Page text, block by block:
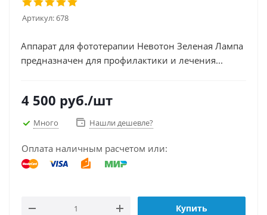
Артикул:678
Аппарат для фототерапии Невотон Зеленая Лампа
предназначен для профилактики и лечения...
4 500 руб./шт
Много Нашли дешевле?
Оплата наличным расчетом или:
Купить